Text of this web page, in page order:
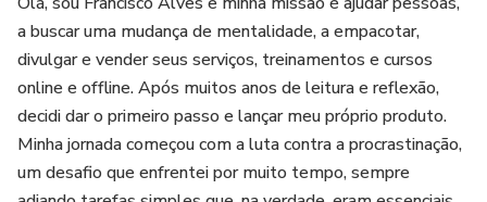
a buscar uma mudança de mentalidade, a empacotar,
divulgar e vender seus serviços, treinamentos e cursos
online e offline. Após muitos anos de leitura e reflexão,
decidi dar o primeiro passo e lançar meu próprio produto.
Minha jornada começou com a luta contra a procrastinação,
um desafio que enfrentei por muito tempo, sempre